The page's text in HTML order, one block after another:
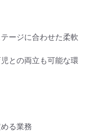
ージに合わせた柔軟
との両立も可能な環
る業務